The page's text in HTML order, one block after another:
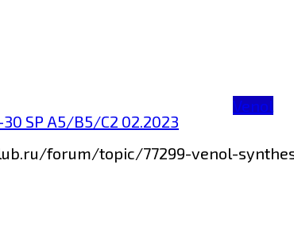
Venol
SP A5/B5/C2 02.2023
forum/topic/77299-venol-